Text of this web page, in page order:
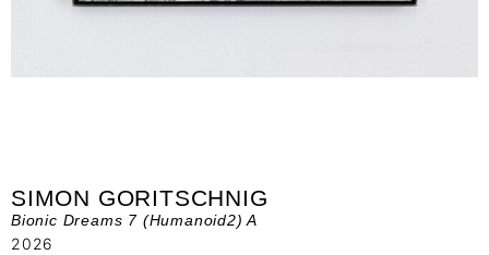
SIMON GORITSCHNIG
Bionic Dreams 7 (Humanoid2) A
2026